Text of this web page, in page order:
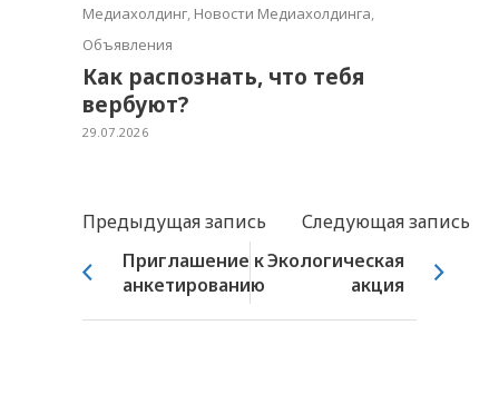
Медиахолдинг, Новости Медиахолдинга,
Объявления
Как распознать, что тебя
вербуют?
29.07.2026
Предыдущая запись
Следующая запись
Приглашение к
анкетированию
Экологическая
акция